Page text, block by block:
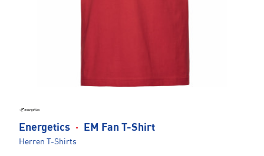
Energetics · EM Fan T-Shirt
Herren T-Shirts